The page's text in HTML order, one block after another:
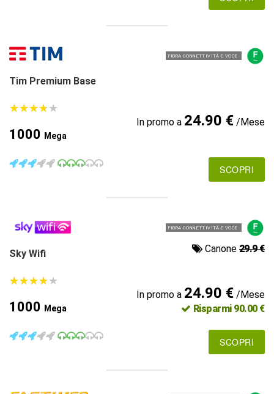
FIBRA CONNETTIVITÀ E VOCE
Tim Premium Base
★★★★★
★★★★★
1000 Mega
In promo a 24.90 €/Mese
SCOPRI
FIBRA CONNETTIVITÀ E VOCE
Sky Wifi Canone 29.9 €
★★★★★
★★★★★
1000 Mega
In promo a 24.90 €/Mese
Risparmi 90.00 €
SCOPRI